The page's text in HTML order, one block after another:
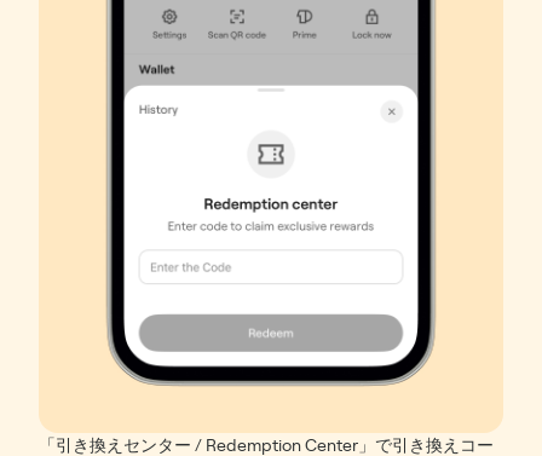
「引き換えセンター / Redemption Center」で引き換えコー